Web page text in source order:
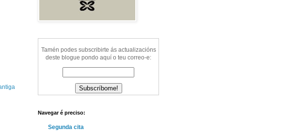
Tamén podes subscribirte ás actualizacións
deste blogue pondo aquí o teu correo-e:
Navegar é preciso:
Segunda cita